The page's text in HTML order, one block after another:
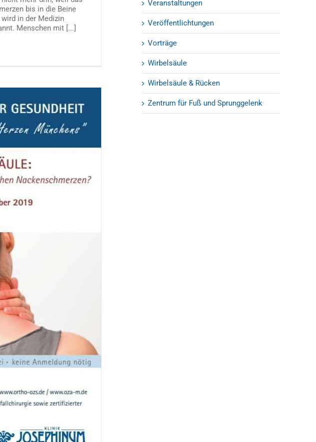
bis in die Beine
in der Medizin
Menschen mit [...]
Veranstaltungen
Veröffentlichtungen
Vorträge
Wirbelsäule
Wirbelsäule & Rücken
Zentrum für Fuß und Sprunggelenk